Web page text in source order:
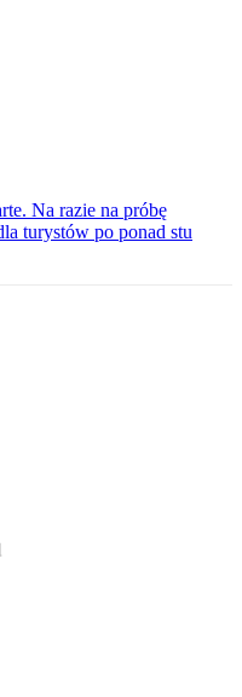
Na razie na próbę
turystów po ponad stu